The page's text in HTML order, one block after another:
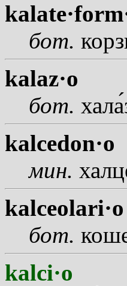
бот.
kalaz·o
бот. хала
kalcedon·o
мин.
kalceolari·o
бот.
kalci·o